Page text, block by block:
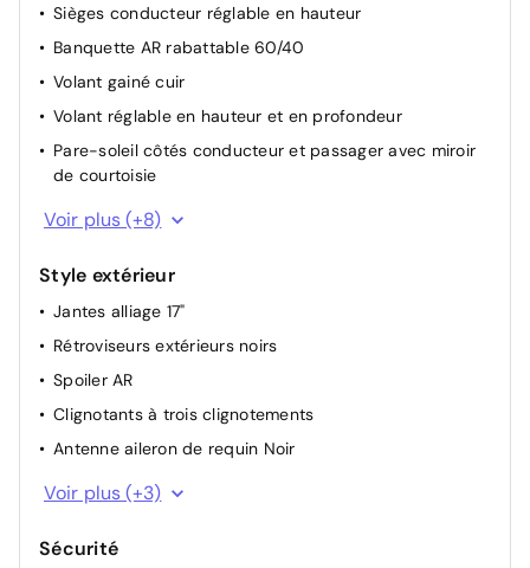
Plancher de coffre modulable
Caméra de recul avec radars de stationnement AR
Sièges AV réglables
Régulateur et Limiteur de vitesse
Sièges conducteur réglable en hauteur
Banquette AR rabattable 60/40
Volant gainé cuir
Volant réglable en hauteur et en profondeur
Pare-soleil côtés conducteur et passager avec miroir
de courtoisie
Points d'ancrage pour sièges enfants ISOFIX à l'AR
Accoudoir central AV
Palettes au volant
Sièges AV monoform style
Pommeau de levier de vitesse gainé de cuir
Sellerie Tissu Noir avec surpiqûres grises
Porte-gobelets (2x)
Voir plus (+8)
Style extérieur
Jantes alliage 17"
Rétroviseurs extérieurs noirs
Spoiler AR
Clignotants à trois clignotements
Antenne aileron de requin Noir
Feux AR à LED
Feux diurnes LED avec système Follow Me Home
Voir plus (+3)
Sécurité